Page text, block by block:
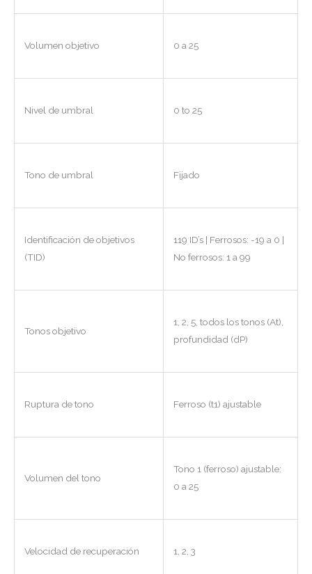
Volumen objetivo 0 a 25
Nivel de umbral 0 to 25
Tono de umbral Fijado
Identificación de objetivos
(TID)
119 ID’s | Ferrosos: -19 a 0 |
No ferrosos: 1 a 99
Tonos objetivo
1, 2, 5, todos los tonos (At),
profundidad (dP)
Ruptura de tono Ferroso (t1) ajustable
Volumen del tono
Tono 1 (ferroso) ajustable:
0 a 25
Velocidad de recuperación 1, 2, 3